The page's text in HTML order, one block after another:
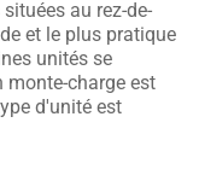
au rez-de-
et le plus pratique
unités se
monte-charge est
d'unité est